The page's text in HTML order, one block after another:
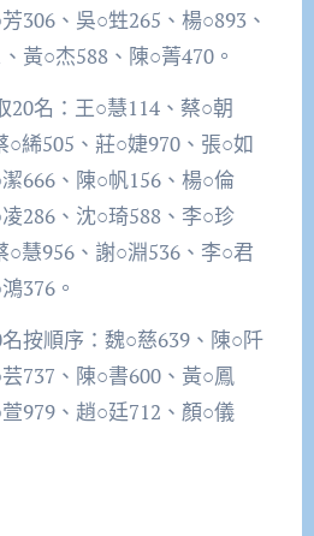
306、吳○甡265、楊○893、
黃○杰588、陳○菁470。
20名：王○慧114、蔡○朝
絺505、莊○婕970、張○如
666、陳○帆156、楊○倫
286、沈○琦588、李○珍
慧956、謝○淵536、李○君
376。
按順序：魏○慈639、陳○阡
737、陳○書600、黃○鳳
979、趙○廷712、顏○儀